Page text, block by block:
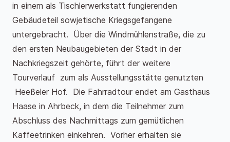
in einem als Tischlerwerkstatt fungierenden
Gebäudeteil sowjetische Kriegsgefangene
untergebracht. Über die Windmühlenstraße, die zu
den ersten Neubaugebieten der Stadt in der
Nachkriegszeit gehörte, führt der weitere
Tourverlauf zum als Ausstellungsstätte genutzten
Heeßeler Hof. Die Fahrradtour endet am Gasthaus
Haase in Ahrbeck, in dem die Teilnehmer zum
Abschluss des Nachmittags zum gemütlichen
Kaffeetrinken einkehren. Vorher erhalten sie